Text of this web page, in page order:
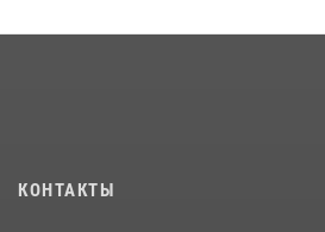
Москве (видео)
КОНТАКТЫ